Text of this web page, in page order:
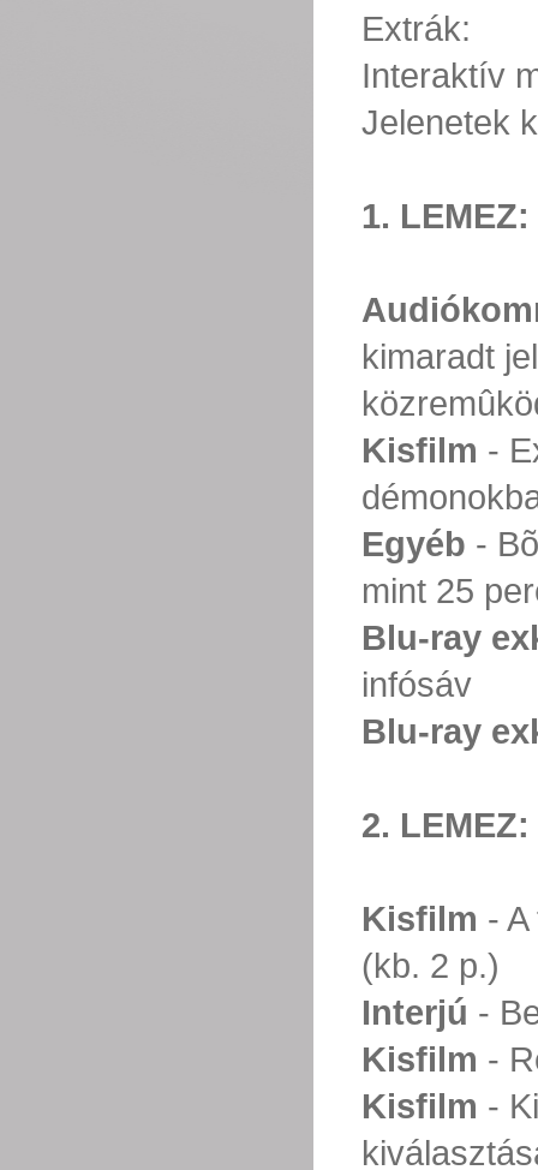
Extrák:
Interaktív
Jelenetek
1. LEMEZ:
kimaradt
Kisfilm -
Egyéb -
mint 25
Blu-ray
infósáv
Blu-ray
2. LEMEZ:
Kisfilm -
(kb. 2 p.)
Interjú -
Kisfilm -
Kisfilm -